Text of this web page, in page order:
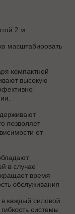
2 м.
масштабировать
компактной
высокую
позволяет
от
в случае
время
обслуживания
каждый силовой
системы